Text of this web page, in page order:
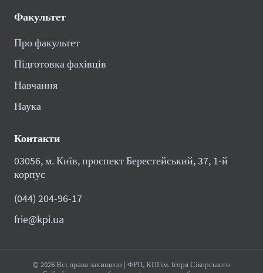
Факультет
Про факультет
Підготовка фахівців
Навчання
Наука
Контакти
03056, м. Київ, проспект Берестейський, 37, 1-й
корпус
(044) 204-96-17
frie@kpi.ua
© 2026 Всі права захищено | ФРП, КПІ ім. Ігоря Сікорського